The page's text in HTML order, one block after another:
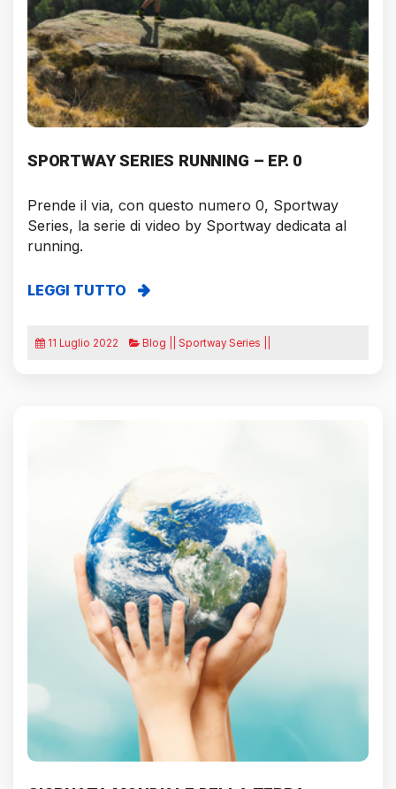
SPORTWAY SERIES RUNNING – EP. 0
Prende il via, con questo numero 0, Sportway
Series, la serie di video by Sportway dedicata al
running.
LEGGI TUTTO
11 Luglio 2022 Blog || Sportway Series ||